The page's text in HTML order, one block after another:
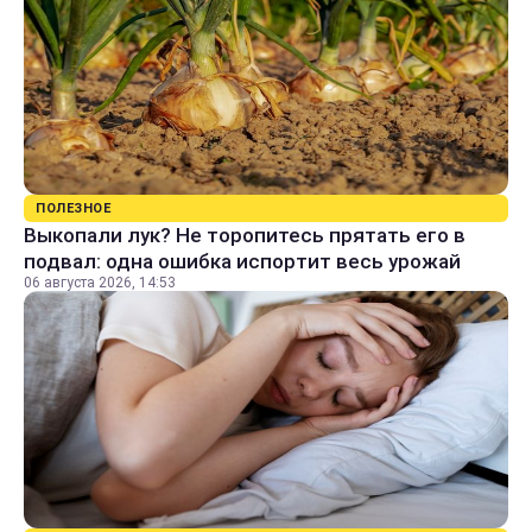
ПОЛЕЗНОЕ
Выкопали лук? Не торопитесь прятать его в
подвал: одна ошибка испортит весь урожай
06 августа 2026, 14:53